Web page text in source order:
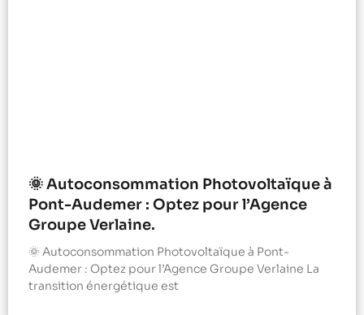
🌞 Autoconsommation Photovoltaïque à
Pont-Audemer : Optez pour l’Agence
Groupe Verlaine.
🌞 Autoconsommation Photovoltaïque à Pont-
Audemer : Optez pour l’Agence Groupe Verlaine La
transition énergétique est